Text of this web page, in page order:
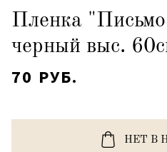
Пленка
черный выс.
70 РУБ.
НЕТ В